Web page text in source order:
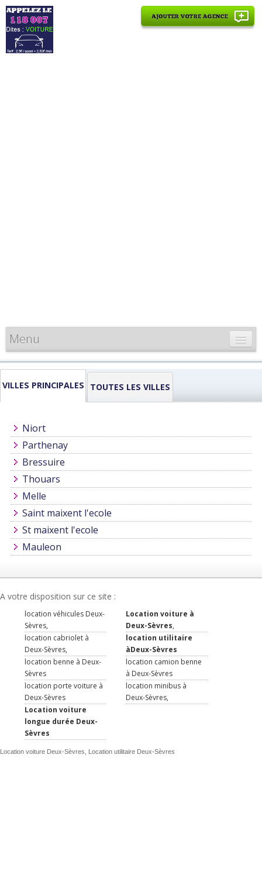
Menu
CARTE DE FRANCE
INFORMATIONS
VILLES PRINCIPALES TOUTES LES VILLES
Niort
Parthenay
Bressuire
Thouars
Melle
Saint maixent l'ecole
St maixent l'ecole
Mauleon
A votre disposition sur ce site :
location véhicules Deux-
Sèvres,
Location voiture à
Deux-Sèvres,
location cabriolet à
Deux-Sèvres,
location utilitaire
àDeux-Sèvres
location benne à Deux-
Sèvres
location camion benne
à Deux-Sèvres
location porte voiture à
Deux-Sèvres
location minibus à
Deux-Sèvres,
Location voiture
longue durée Deux-
Sèvres
Location voiture Deux-Sèvres, Location utilitaire Deux-Sèvres